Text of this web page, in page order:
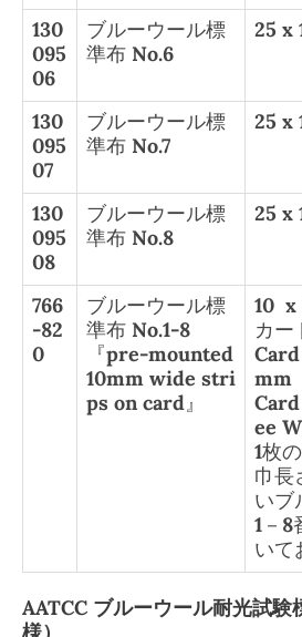
130
095
06
ブルーウール標
準布 No.6
25 x
130
095
07
ブルーウール標
準布 No.7
25 x
130
095
08
ブルーウール標
準布 No.8
25 x
766
-82
0
ブルーウール標
準布 No.1-8
『pre-mounted
10mm wide stri
ps on card』
10 x
カー
mm
ee
1枚
巾長
いブ
1－8
いて
AATCC ブルーウール耐光試験
様）